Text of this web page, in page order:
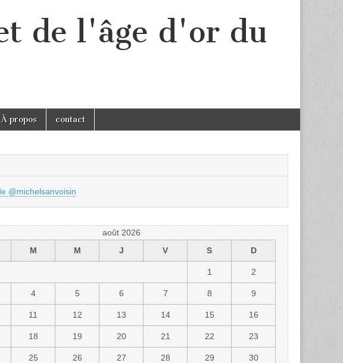
de l'âge d'or du
À propos contact
@michelsanvoisin
août 2026
M M J V S D
1 2
4 5 6 7 8 9
11 12 13 14 15 16
18 19 20 21 22 23
25 26 27 28 29 30